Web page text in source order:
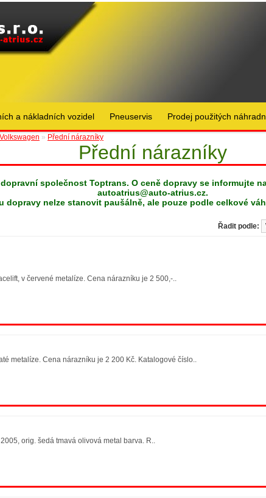
a nákladních vozidel Pneuservis Prodej použitých
Volkswagen » Přední nárazníky
Přední nárazníky
společnost Toptrans. O ceně dopravy se informujte
autoatrius@auto-atrius.cz.
dopravy nelze stanovit paušálně, ale pouze podle celkové
Řadit podle:
v červené metalíze. Cena nárazníku je 2 500,-..
metalíze. Cena nárazníku je 2 200 Kč. Katalogové číslo..
orig. šedá tmavá olivová metal barva. R..